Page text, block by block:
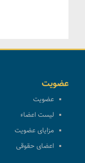
عضویت
عضویت
لیست اعضاء
مزایای عضویت
اعضای حقوقی